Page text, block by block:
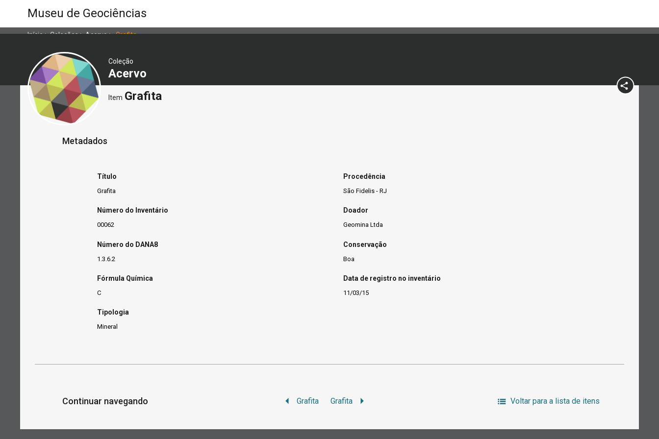
Museu de Geociências
Início>Coleções>Acervo>Grafita
Coleção
Acervo
Item Grafita
Metadados
Título
Grafita
Número do Inventário
00062
Número do DANA8
1.3.6.2
Fórmula Química
C
Tipologia
Mineral
Procedência
São Fidelis - RJ
Doador
Geomina Ltda
Conservação
Boa
Data de registro no inventário
11/03/15
Continuar navegando Grafita Grafita Voltar para a lista de itens